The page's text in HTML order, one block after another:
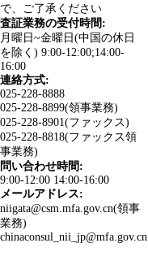
で、ご了承ください
査証業務の受付時間:
月曜日~金曜日(中国の休日
を除く) 9:00-12:00;14:00-
16:00
連絡方式:
025-228-8888
025-228-8899(領事業務)
025-228-8901(ファックス)
025-228-8818(ファックス領
事業務)
問い合わせ時間:
9:00-12:00 14:00-16:00
メールアドレス:
niigata@csm.mfa.gov.cn(領事
業務)
chinaconsul_nii_jp@mfa.gov.cn